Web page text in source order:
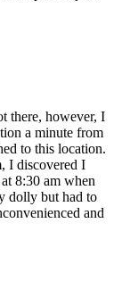
there, however, I
a minute from
to this location.
I discovered I
8:30 am when
dolly but had to
and